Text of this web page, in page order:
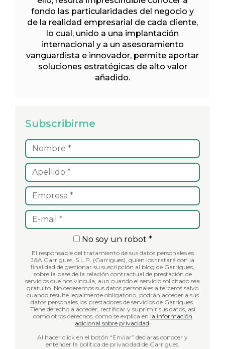
fondo las particularidades del negocio y
de la realidad empresarial de cada cliente,
lo cual, unido a una implantación
internacional y a un asesoramiento
vanguardista e innovador, permite aportar
soluciones estratégicas de alto valor
añadido.
Subscribirme
No soy un robot *
El responsable del tratamiento de sus datos personales es
J&A Garrigues, S.L.P. (Garrigues), quien los tratará con la
finalidad de gestionar su suscripción al blog de Garrigues,
sobre la base de la relación contractual de prestación de
servicios que nos vincula, aun cuando el servicio solicitado sea
gratuito. No cederemos sus datos personales a terceros salvo
cuando resulte legalmente obligatorio, podrán acceder a sus
datos personales los prestadores de servicios de Garrigues.
Tiene derecho a acceder, rectificar y suprimir sus datos, así
como otros derechos, como se explica en la información
adicional sobre privacidad.
Al hacer click en el botón “Enviar” declaras conocer y
entender la política de privacidad de Garrigues.